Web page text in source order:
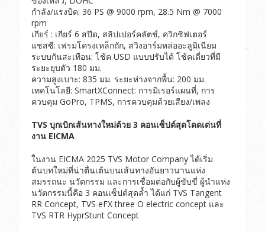
กำลัง/แรงบิด: 36 PS @ 9000 rpm, 28.5 Nm @ 7000
rpm
เกียร์ : เกียร์ 6 สปีด, สลิปเปอร์คลัตช์, ควิกชิฟเตอร์
แชสซี: เฟรมโครงเหล็กถัก, สวิงอาร์มหล่ออะลูมิเนียม
ระบบกันสะเทือน: โช้ค USD แบบปรับได้ โช้คเดี่ยวที่มี
ระยะยุบตัว 180 มม.
ความสูงเบาะ: 835 มม. ระยะห่างจากพื้น: 200 มม.
เทคโนโลยี: SmartXConnect: การมิเรอร์แผนที่, การ
ควบคุม GoPro, TPMS, การควบคุมด้วยเสียง/เพลง
TVS บุกเบิกเส้นทางใหม่ด้วย3 คอนเซ็ปต์สุดโดดเด่นที่
งานEICMA
ในงาน EICMA 2025 TVS Motor Company ได้เริ่ม
ต้นบทใหม่ที่น่าตื่นเต้นบนเส้นทางอันยาวนานแห่ง
สมรรถนะ นวัตกรรม และการเชื่อมต่อกับผู้ขับขี่ ผู้นำแห่ง
นวัตกรรมนี้คือ 3 คอนเซ็ปต์สุดล้ำ ได้แก่ TVS Tangent
RR Concept, TVS eFX three O electric concept และ
TVS RTR HyprStunt Concept